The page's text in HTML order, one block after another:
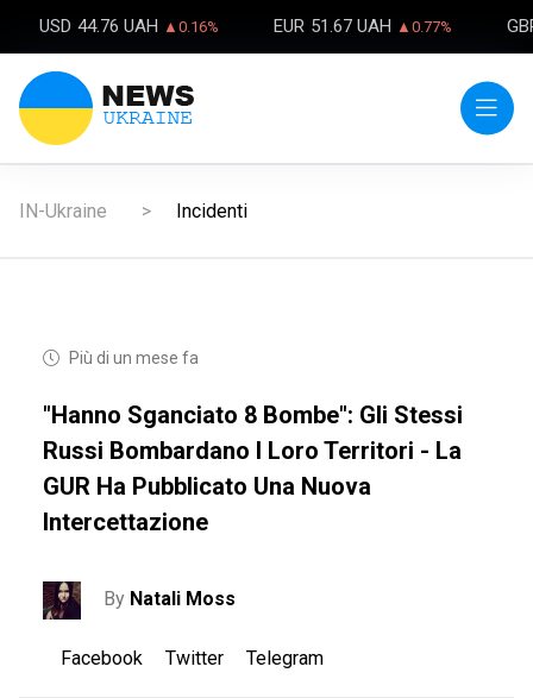
USD 44.76 UAH ▲0.16% EUR 51.67 UAH ▲0.77%
IN-Ukraine Incidenti
Più di un mese fa
"Hanno Sganciato 8 Bombe": Gli Stessi
Russi Bombardano I Loro Territori - La
GUR Ha Pubblicato Una Nuova
Intercettazione
By Natali Moss
Facebook Twitter Telegram